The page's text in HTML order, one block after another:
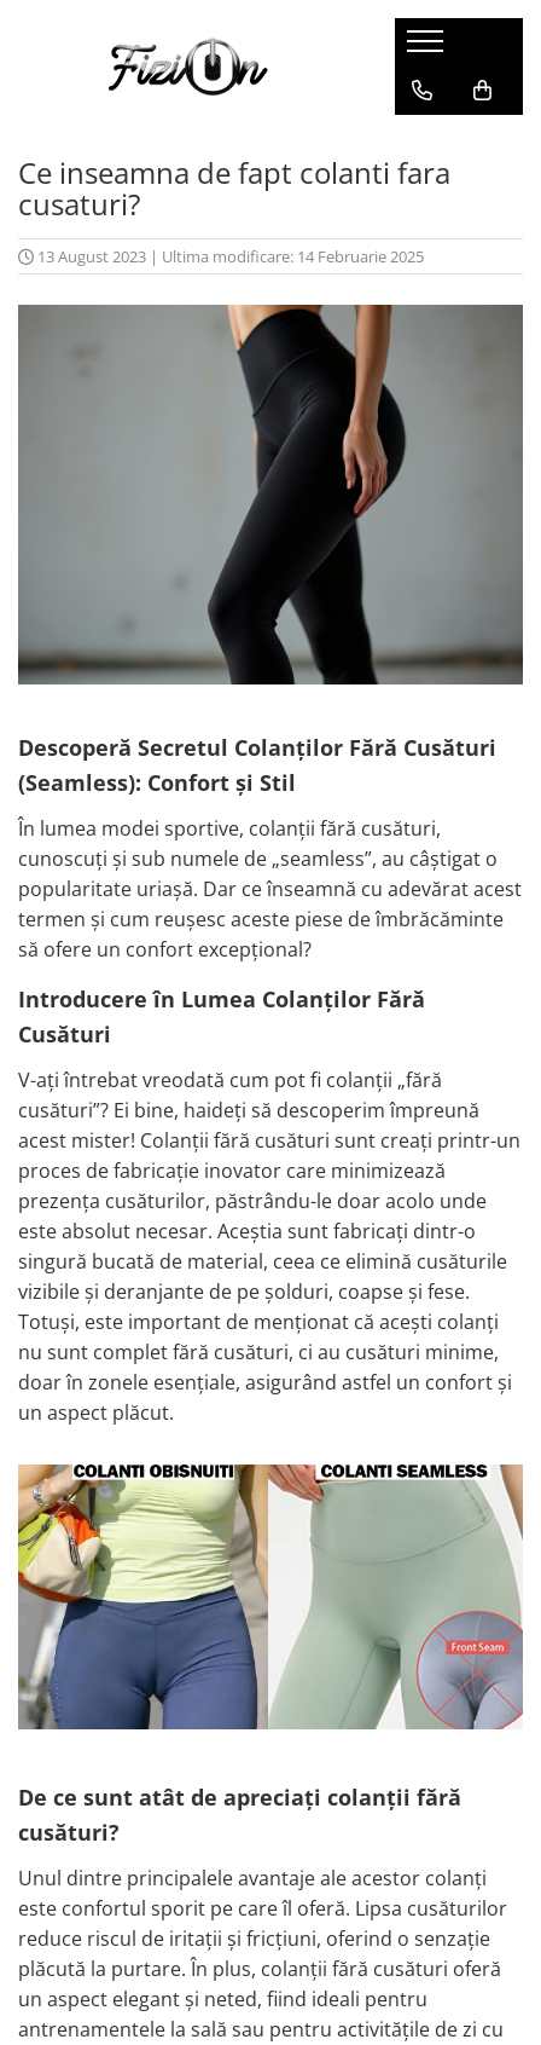
Colanti Marble
Colanti Luciosi
Colanti Texturati
Colanti Ombre
Compleuri
Ce inseamna de fapt colanti fara
cusaturi?
13 August 2023 | Ultima modificare: 14 Februarie 2025
Descoperă Secretul Colanților Fără Cusături
(Seamless): Confort și Stil
În lumea modei sportive, colanții fără cusături,
cunoscuți și sub numele de „seamless”, au câștigat o
popularitate uriașă. Dar ce înseamnă cu adevărat acest
termen și cum reușesc aceste piese de îmbrăcăminte
să ofere un confort excepțional?
Introducere în Lumea Colanților Fără
Cusături
V-ați întrebat vreodată cum pot fi colanții „fără
cusături”? Ei bine, haideți să descoperim împreună
acest mister! Colanții fără cusături sunt creați printr-un
proces de fabricație inovator care minimizează
prezența cusăturilor, păstrându-le doar acolo unde
este absolut necesar. Aceștia sunt fabricați dintr-o
singură bucată de material, ceea ce elimină cusăturile
vizibile și deranjante de pe șolduri, coapse și fese.
Totuși, este important de menționat că acești colanți
nu sunt complet fără cusături, ci au cusături minime,
doar în zonele esențiale, asigurând astfel un confort și
un aspect plăcut.
De ce sunt atât de apreciați colanții fără
cusături?
Unul dintre principalele avantaje ale acestor colanți
este confortul sporit pe care îl oferă. Lipsa cusăturilor
reduce riscul de iritații și fricțiuni, oferind o senzație
plăcută la purtare. În plus, colanții fără cusături oferă
un aspect elegant și neted, fiind ideali pentru
antrenamentele la sală sau pentru activitățile de zi cu